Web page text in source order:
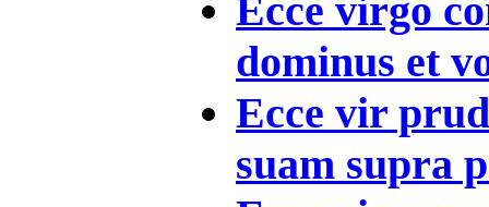
Ecce virgo
dominus et
Ecce vir
suam supra